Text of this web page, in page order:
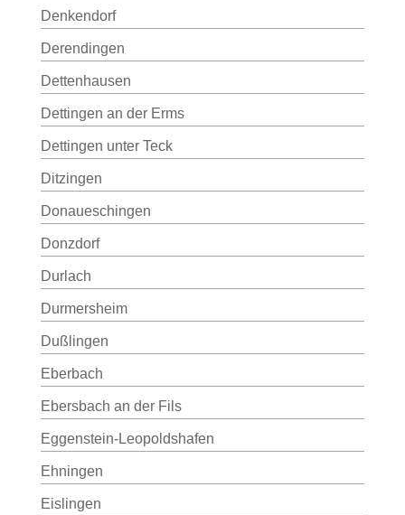
Denkendorf
Derendingen
Dettenhausen
Dettingen an der Erms
Dettingen unter Teck
Ditzingen
Donaueschingen
Donzdorf
Durlach
Durmersheim
Dußlingen
Eberbach
Ebersbach an der Fils
Eggenstein-Leopoldshafen
Ehningen
Eislingen